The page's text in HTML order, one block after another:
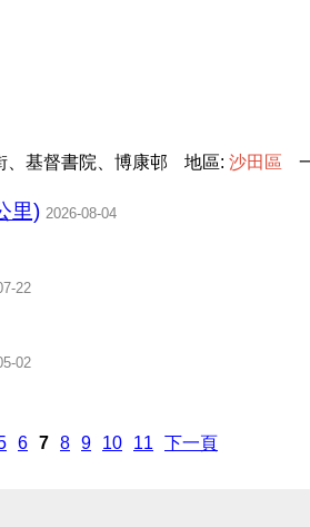
、基督書院、博康邨 地區: 沙田 區
里) 2026-08-04
22
02
6 7 8 9 10 11 下一頁